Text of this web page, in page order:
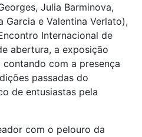
Julia Barminova,
Garcia e Valentina Verlato),
Internacional de
abertura, a exposição
contando com a presença
passadas do
de entusiastas pela
com o pelouro da